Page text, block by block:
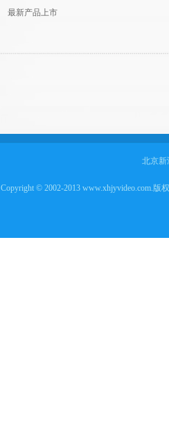
最新产品上市
北京新
Copyright © 2002-2013 www.xhjyvideo.com.版